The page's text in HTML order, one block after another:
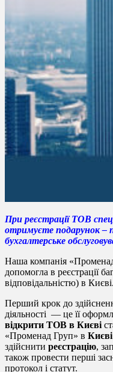
При реєстрації ТОВ
отримуєте подарунок –
бухгалтерське
Наша компанія «Променад
допомогла в реєстрації
відповідальністю) в Києві.
Перший крок до
діяльності — це її
відкрити ТОВ в Києві
«Променад Груп» в Києві
здійснити реєстрацію,
також провести перші
протокол і статут.